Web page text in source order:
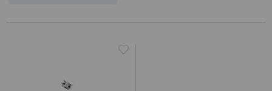
IC CHIP / FPC
Regístrate en un momento